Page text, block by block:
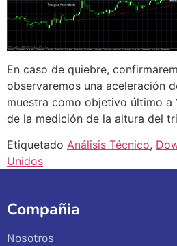
En caso de quiebre,
observaremos una aceleración
muestra como objetivo último
de la medición de la altura del
Etiquetado Análisis Técnico,
Unidos
Compañia
Nosotros